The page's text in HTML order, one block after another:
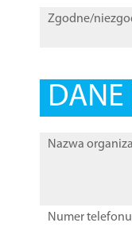
Zgodne/
DANE
Nazwa
Numer